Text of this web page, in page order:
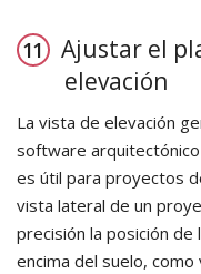
Ajustar el
elevación
La vista de elevación
software
es útil para proyectos
vista lateral de un
precisión la posición
encima del suelo,